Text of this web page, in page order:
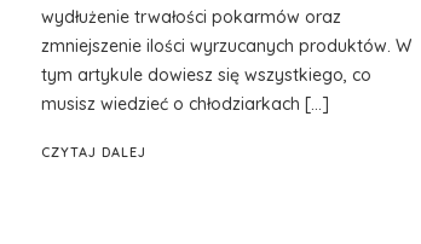
wydłużenie trwałości pokarmów oraz
zmniejszenie ilości wyrzucanych produktów. W
tym artykule dowiesz się wszystkiego, co
musisz wiedzieć o chłodziarkach […]
CZYTAJ DALEJ